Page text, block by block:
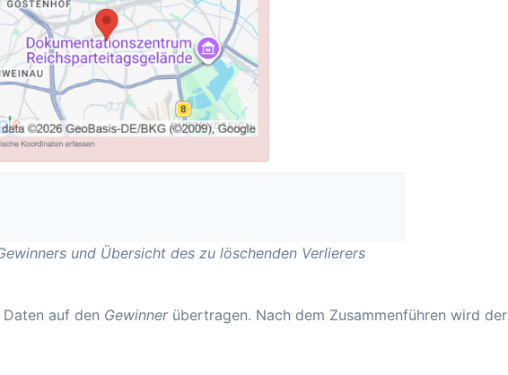
und Übersicht des zu löschenden Verlierers
auf den Gewinnerübertragen. Nach dem Zusammenführen wird der